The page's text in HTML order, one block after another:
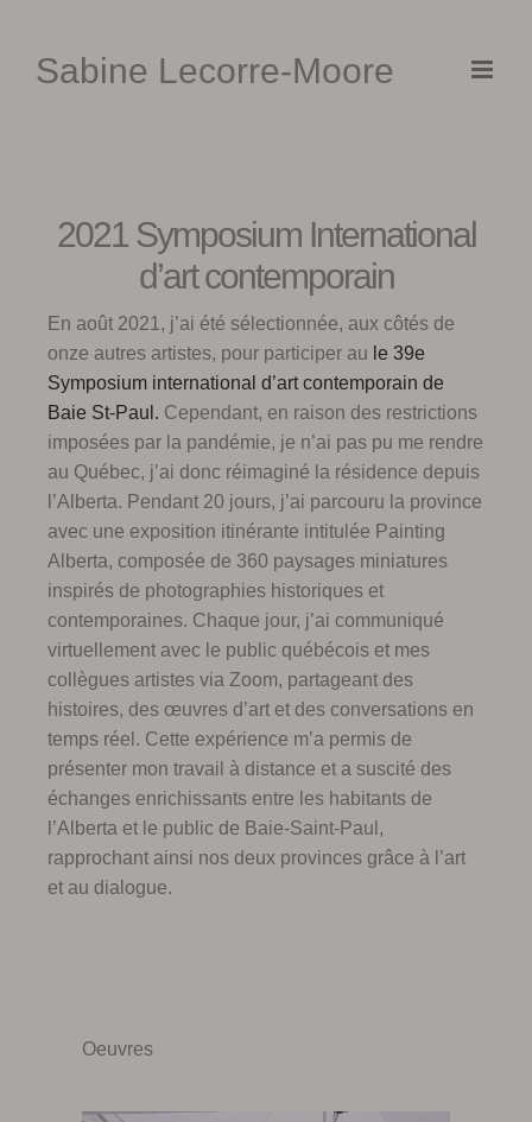
contentSabine Lecorre-Moore
2021 Symposium International
d’art contemporain
En août 2021, j’ai été sélectionnée, aux côtés de
onze autres artistes, pour participer au le 39e
Symposium international d’art contemporain de
Baie St-Paul. Cependant, en raison des restrictions
imposées par la pandémie, je n’ai pas pu me rendre
au Québec, j’ai donc réimaginé la résidence depuis
l’Alberta. Pendant 20 jours, j’ai parcouru la province
avec une exposition itinérante intitulée Painting
Alberta, composée de 360 paysages miniatures
inspirés de photographies historiques et
contemporaines. Chaque jour, j’ai communiqué
virtuellement avec le public québécois et mes
collègues artistes via Zoom, partageant des
histoires, des œuvres d’art et des conversations en
temps réel. Cette expérience m’a permis de
présenter mon travail à distance et a suscité des
échanges enrichissants entre les habitants de
l’Alberta et le public de Baie-Saint-Paul,
rapprochant ainsi nos deux provinces grâce à l’art
et au dialogue.
Oeuvres